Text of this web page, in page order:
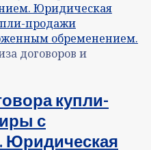
договоров и
купли-
с
Юридическая